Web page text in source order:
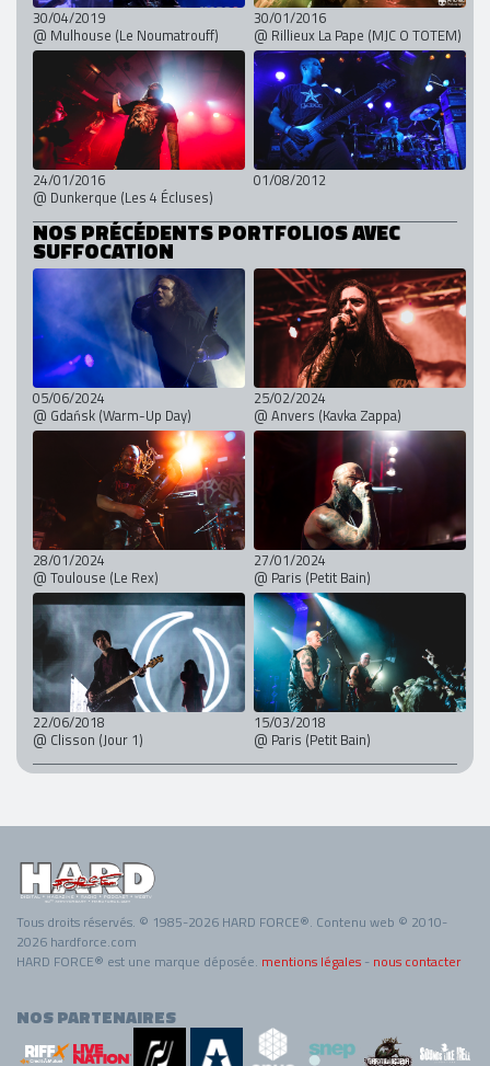
30/04/2019
@ Mulhouse (Le Noumatrouff)
30/01/2016
@ Rillieux La Pape (MJC O TOTEM)
24/01/2016
@ Dunkerque (Les 4 Écluses)
01/08/2012
NOS PRÉCÉDENTS PORTFOLIOS AVEC
SUFFOCATION
05/06/2024
@ Gdańsk (Warm-Up Day)
25/02/2024
@ Anvers (Kavka Zappa)
28/01/2024
@ Toulouse (Le Rex)
27/01/2024
@ Paris (Petit Bain)
22/06/2018
@ Clisson (Jour 1)
15/03/2018
@ Paris (Petit Bain)
Tous droits réservés. © 1985-2026 HARD FORCE®. Contenu web © 2010-
2026 hardforce.com
HARD FORCE® est une marque déposée. mentions légales - nous contacter
NOS PARTENAIRES